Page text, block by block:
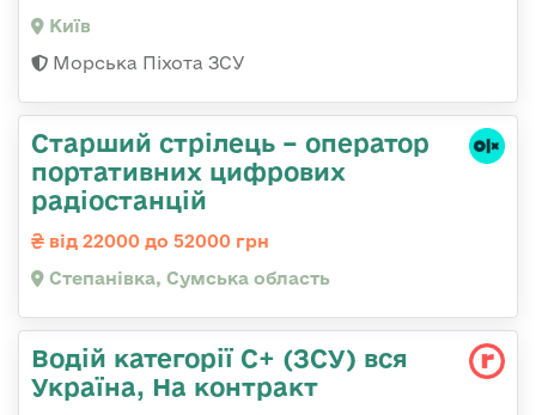
Київ
Морська Піхота ЗСУ
Старший стрілець – оператор
портативних цифрових
радіостанцій
від 22000 до 52000 грн
Степанівка, Сумська область
Водій категорії С+ (ЗСУ) вся
Україна, На контракт